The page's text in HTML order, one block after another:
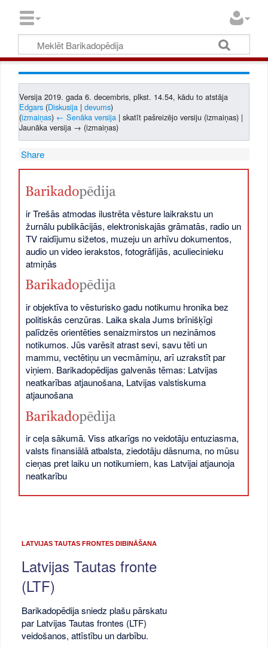
Versija 2019. gada 6. decembris, plkst. 14.54, kādu to atstāja
Edgars (Diskusija |devums)
(izmaiņas) ← Senāka versija | skatīt pašreizējo versiju (izmaiņas) |
Jaunāka versija → (izmaiņas)
Share
ir Trešās atmodas ilustrēta vēsture laikrakstu un
žurnālu publikācijās, elektroniskajās grāmatās, radio un
TV raidījumu sižetos, muzeju un arhīvu dokumentos,
audio un video ierakstos, fotogrāfijās, aculiecinieku
atmiņās
ir objektīva to vēsturisko gadu notikumu hronika bez
politiskās cenzūras. Laika skala Jums brīnišķīgi
palīdzēs orientēties senaizmirstos un nezināmos
notikumos. Jūs varēsit atrast sevi, savu tēti un
mammu, vectētiņu un vecmāmiņu, arī uzrakstīt par
viņiem. Barikadopēdijas galvenās tēmas: Latvijas
neatkarības atjaunošana, Latvijas valstiskuma
atjaunošana
ir ceļa sākumā. Viss atkarīgs no veidotāju entuziasma,
valsts finansiālā atbalsta, ziedotāju dāsnuma, no mūsu
cieņas pret laiku un notikumiem, kas Latvijai atjaunoja
neatkarību
LATVIJAS TAUTAS FRONTES DIBINĀŠANA
Latvijas Tautas fronte
(LTF)
Barikadopēdija sniedz plašu pārskatu
par Latvijas Tautas frontes (LTF)
veidošanos, attīstību un darbību.